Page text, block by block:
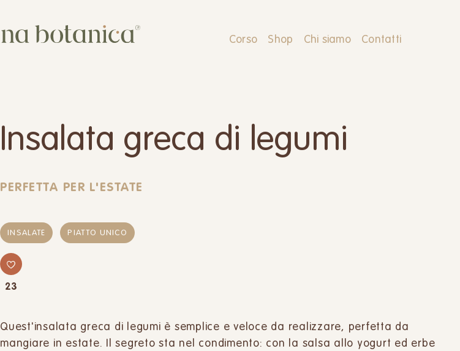
Corso Shop Chi siamo Contatti
Insalata greca di legumi
PERFETTA PER L'ESTATE
INSALATE PIATTO UNICO
23
Quest'insalata greca di legumi è semplice e veloce da realizzare, perfetta da
mangiare in estate. Il segreto sta nel condimento: con la salsa allo yogurt ed erbe